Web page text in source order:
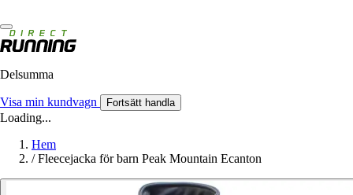
Delsumma
Visa min kundvagn Fortsätt handla
Loading...
Hem
/ Fleecejacka för barn Peak Mountain Ecanton